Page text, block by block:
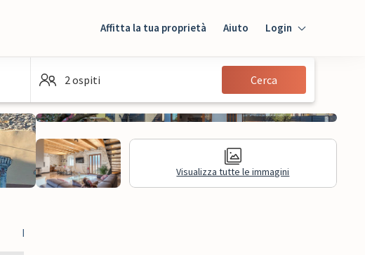
Affitta la tua proprietà Aiuto Login
Ospiti
2 ospiti Cerca
Visualizza tutte le immagini
Recensioni